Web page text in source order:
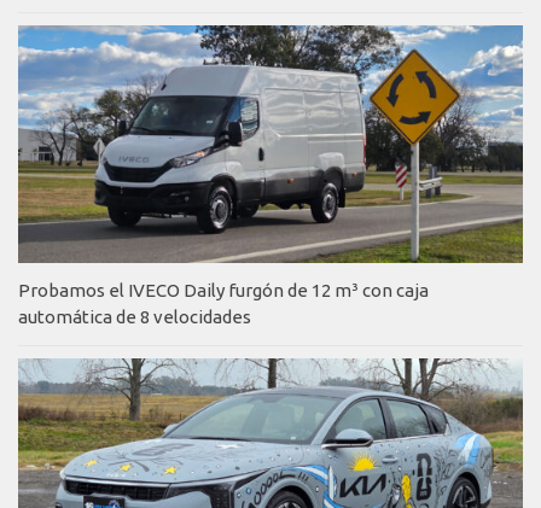
Probamos el IVECO Daily furgón de 12 m³ con caja
automática de 8 velocidades